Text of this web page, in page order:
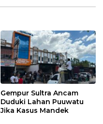
Gempur Sultra Ancam
Duduki Lahan Puuwatu
Jika Kasus Mandek